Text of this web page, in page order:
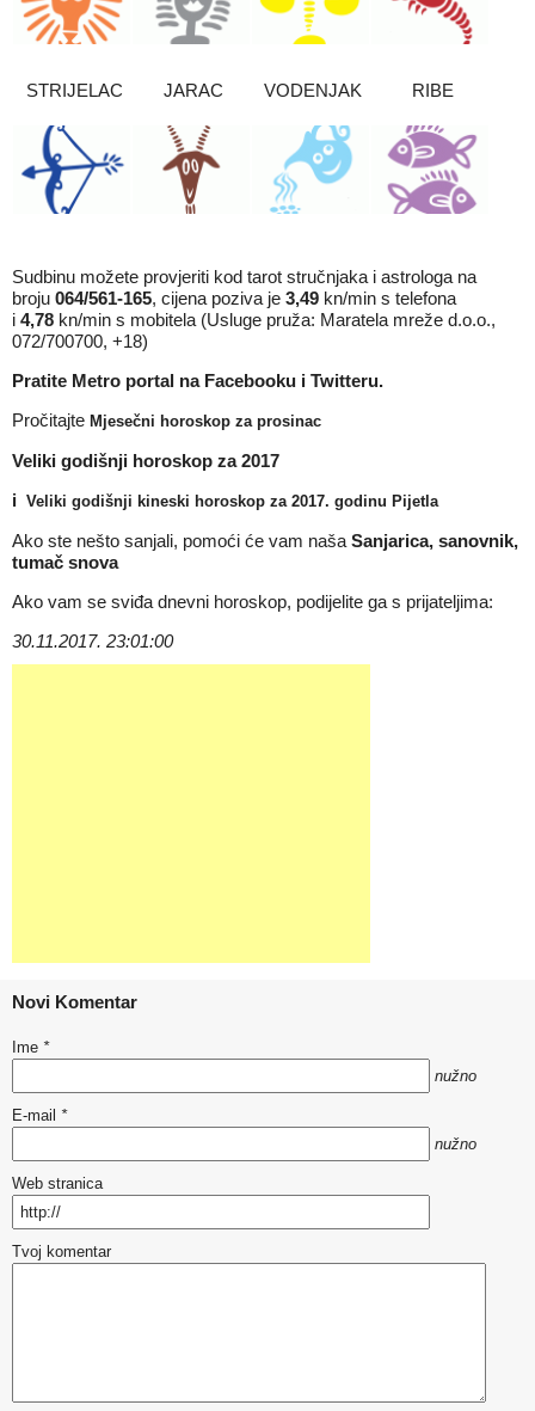
STRIJELAC JARAC VODENJAK RIBE
Sudbinu možete provjeriti kod tarot stručnjaka i astrologa na
broju 064/561-165, cijena poziva je 3,49 kn/min s telefona
i 4,78 kn/min s mobitela (Usluge pruža: Maratela mreže d.o.o.,
072/700700, +18)
Pratite Metro portal na Facebooku i Twitteru.
Pročitajte Mjesečni horoskop za prosinac
Veliki godišnji horoskop za 2017
i Veliki godišnji kineski horoskop za 2017. godinu Pijetla
Ako ste nešto sanjali, pomoći će vam naša Sanjarica, sanovnik,
tumač snova
Ako vam se sviđa dnevni horoskop, podijelite ga s prijateljima:
30.11.2017. 23:01:00
Novi Komentar
Ime *
nužno
E-mail *
nužno
Web stranica
Tvoj komentar